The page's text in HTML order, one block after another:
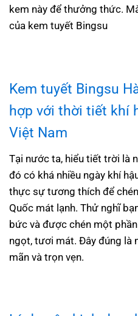
kem này để thưởng thức.
của kem tuyết Bingsu
Kem tuyết Bingsu
hợp với thời tiết khí
Việt Nam
Tại nước ta, hiểu tiết trời là
đó có khá nhiều ngày khí
thực sự tương thích để
Quốc mát lạnh. Thử nghĩ
bức và được chén một
ngọt, tươi mát. Đây đúng
mãn và trọn vẹn.